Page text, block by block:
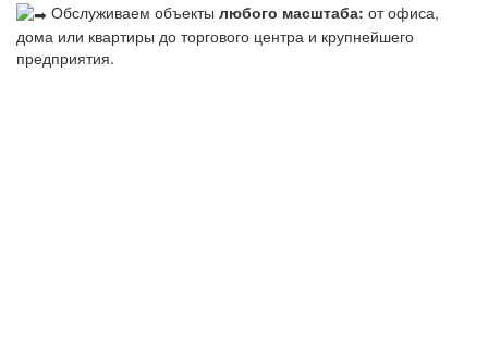
Обслуживаем объекты любого масштаба: от офиса,
дома или квартиры до торгового центра и крупнейшего
предприятия.